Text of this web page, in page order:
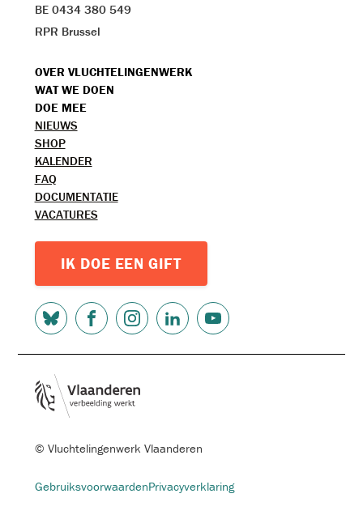
BE 0434 380 549
RPR Brussel
VOET
MENU
OVER VLUCHTELINGENWERK
WAT WE DOEN
DOE MEE
TOPMENU
NIEUWS
SHOP
KALENDER
FAQ
DOCUMENTATIE
VACATURES
IK DOE EEN GIFT
SOCIAL
MEDIA
© Vluchtelingenwerk Vlaanderen
FOOTER-
GebruiksvoorwaardenPrivacyverklaring